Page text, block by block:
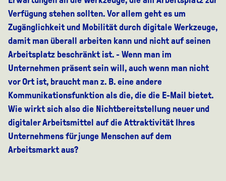
Verfügung stehen sollten. Vor allem geht es um
Zugänglichkeit und Mobilität durch digitale Werkzeuge,
damit man überall arbeiten kann und nicht auf seinen
Arbeitsplatz beschränkt ist. - Wenn man im
Unternehmen präsent sein will, auch wenn man nicht
vor Ort ist, braucht man z. B. eine andere
Kommunikationsfunktion als die, die die E-Mail bietet.
Wie wirkt sich also die Nichtbereitstellung neuer und
digitaler Arbeitsmittel auf die Attraktivität Ihres
Unternehmens für junge Menschen auf dem
Arbeitsmarkt aus?